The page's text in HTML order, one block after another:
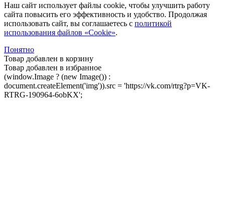
Наш сайт использует файлы cookie, чтобы улучшить работу
сайта повысить его эффективность и удобство. Продолжая
использовать сайт, вы соглашаетесь с политикой
использования файлов «Cookie».
Понятно
Товар добавлен в корзину
Товар добавлен в избранное
(window.Image ? (new Image()) :
document.createElement('img')).src = 'https://vk.com/rtrg?p=VK-
RTRG-190964-6obKX';